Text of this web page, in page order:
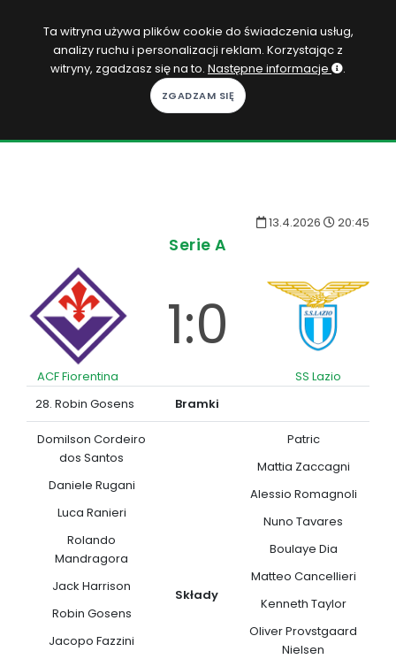
Zaloguj się
KOPACAK
DO DOMU
SUBSKRYPCJA
Ta witryna używa plików cookie do świadczenia usług,
analizy ruchu i personalizacji reklam. Korzystając z
witryny, zgadzasz się na to. Następne informacje .
13.4.2026 20:45
Serie A
ACF Fiorentina
1:0
SS Lazio
28. Robin Gosens
Bramki
Domilson Cordeiro
dos Santos
Daniele Rugani
Luca Ranieri
Rolando
Mandragora
Jack Harrison
Robin Gosens
Jacopo Fazzini
Składy
Patric
Mattia Zaccagni
Alessio Romagnoli
Nuno Tavares
Boulaye Dia
Matteo Cancellieri
Kenneth Taylor
Oliver Provstgaard
Nielsen